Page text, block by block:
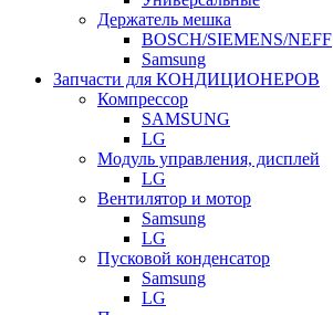
Держатель мешка
BOSCH/SIEMENS/NEFF
Samsung
Запчасти для КОНДИЦИОНЕРОВ
Компрессор
SAMSUNG
LG
Модуль управления, дисплей
LG
Вентилятор и мотор
Samsung
LG
Пусковой конденсатор
Samsung
LG